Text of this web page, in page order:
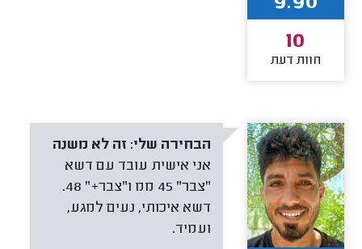
10
חוות דעת
הבחירה שלי: זה לא משנה
אני אישית עובד עם דשא
"צבר" 45 ממ ו"צבר+" 48.
דשא איכותי, נעים למגע,
ועמיד.